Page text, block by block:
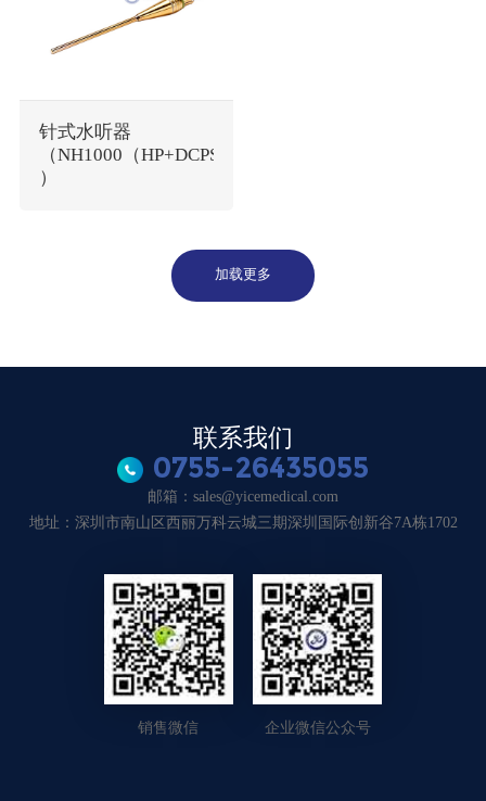
针式水听器
（NH1000（HP+DCPS)
）
加载更多
联系我们
0755-26435055
邮箱：sales@yicemedical.com
地址：深圳市南山区西丽万科云城三期深圳国际创新谷7A栋1702
销售微信 企业微信公众号